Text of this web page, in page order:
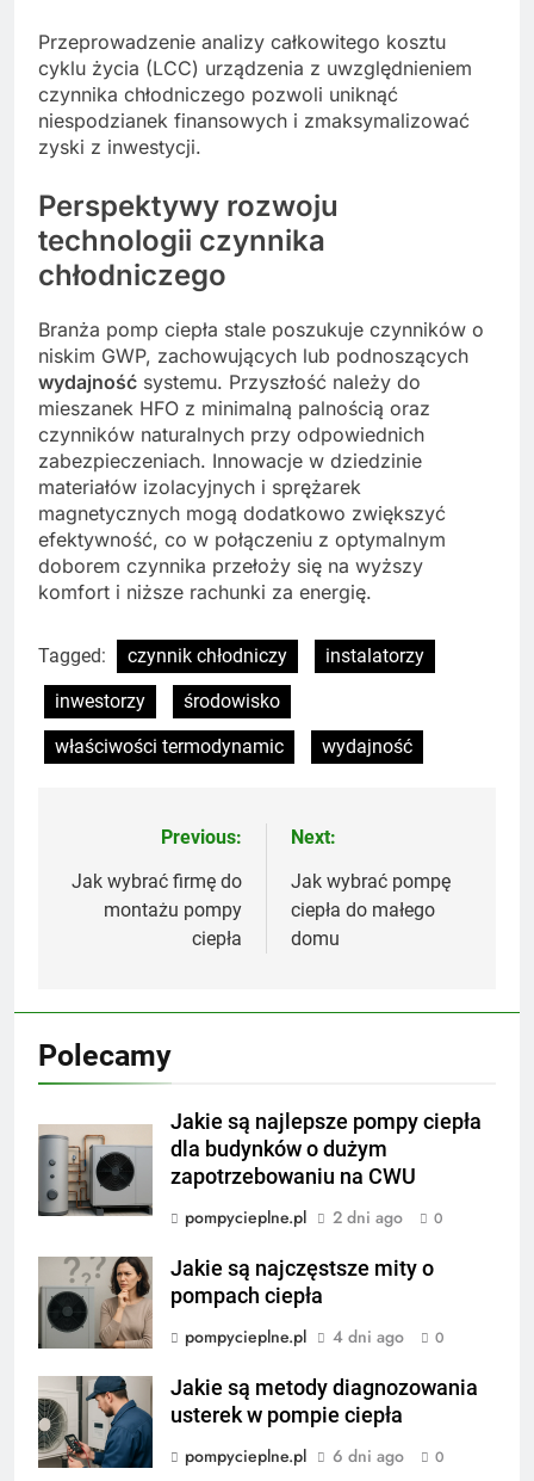
Przeprowadzenie analizy całkowitego kosztu
cyklu życia (LCC) urządzenia z uwzględnieniem
czynnika chłodniczego pozwoli uniknąć
niespodzianek finansowych i zmaksymalizować
zyski z inwestycji.
Perspektywy rozwoju
technologii czynnika
chłodniczego
Branża pomp ciepła stale poszukuje czynników o
niskim GWP, zachowujących lub podnoszących
wydajność systemu. Przyszłość należy do
mieszanek HFO z minimalną palnością oraz
czynników naturalnych przy odpowiednich
zabezpieczeniach. Innowacje w dziedzinie
materiałów izolacyjnych i sprężarek
magnetycznych mogą dodatkowo zwiększyć
efektywność, co w połączeniu z optymalnym
doborem czynnika przełoży się na wyższy
komfort i niższe rachunki za energię.
Tagged: czynnik chłodniczy
instalatorzy
inwestorzy
środowisko
właściwości termodynamic
wydajność
Nawigacja
wpisu
Previous:
Jak wybrać firmę do
montażu pompy
ciepła
Next:
Jak wybrać pompę
ciepła do małego
domu
Polecamy
Jakie są najlepsze pompy ciepła
dla budynków o dużym
zapotrzebowaniu na CWU
pompycieplne.pl
2 dni ago 0
Jakie są najczęstsze mity o
pompach ciepła
pompycieplne.pl
4 dni ago 0
Jakie są metody diagnozowania
usterek w pompie ciepła
pompycieplne.pl
6 dni ago 0